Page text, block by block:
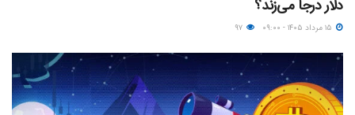
دلار درجا می‌زند؟